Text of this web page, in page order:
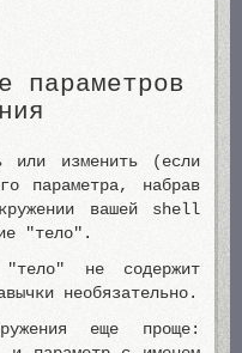
параметров
или изменить (если
параметра, набрав
вашей shell
"тело".
"тело" не содержит
необязательно.
еще проще: